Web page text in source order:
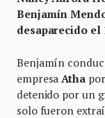
Benjamín
desaparecido el
Benjamín
empresa Athapor
detenido por un
solo fueron